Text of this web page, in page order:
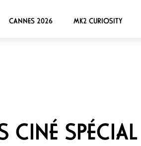
CANNES 2026 MK2 CURIOSITY
CINÉ